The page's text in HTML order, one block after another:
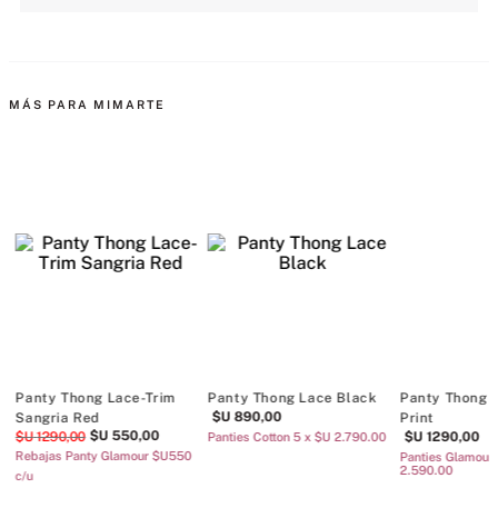
MÁS PARA MIMARTE
Panty Thong Lace-Trim
Sangria Red
$U 1290,00 $U 550,00
Rebajas Panty Glamour $U550
c/u
Panty Thong Lace Black
$U 890,00
Panties Cotton 5 x $U 2.790.00
Panty Thong
Print
$U 1290,00
Panties Glamour
2.590.00